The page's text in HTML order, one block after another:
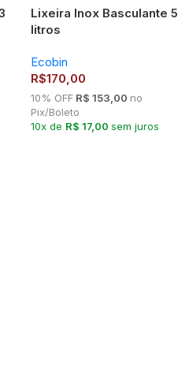
Lixeira Inox Basculante 5
litros
Ecobin
R$170,00
10% OFFR$ 153,00 no
Pix/Boleto
10x de R$ 17,00 sem juros